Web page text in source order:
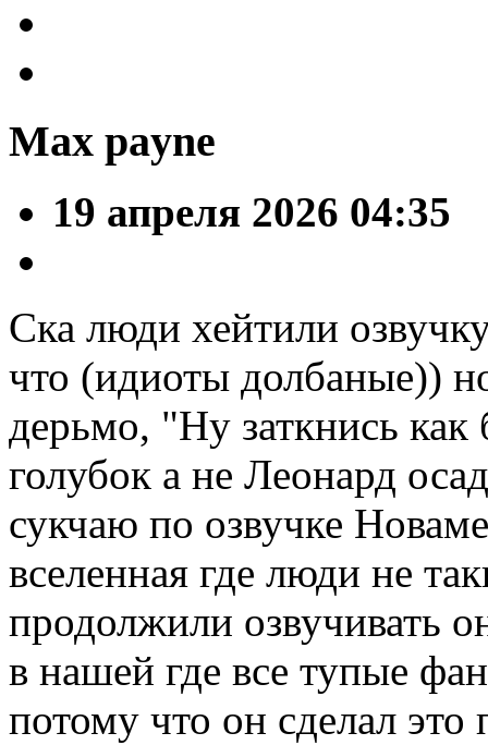
Max payne
19 апреля 2026 04:35
Ска люди хейтили
что (идиоты долбаные))
дерьмо, "Ну заткнись как
голубок а не Леонард
сукчаю по озвучке
вселенная где люди не
продолжили озвучивать
в нашей где все тупые
потому что он сделал